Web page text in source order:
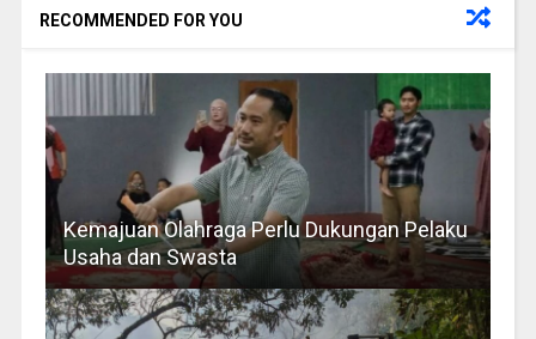
RECOMMENDED FOR YOU
Kemajuan Olahraga Perlu Dukungan Pelaku
Usaha dan Swasta